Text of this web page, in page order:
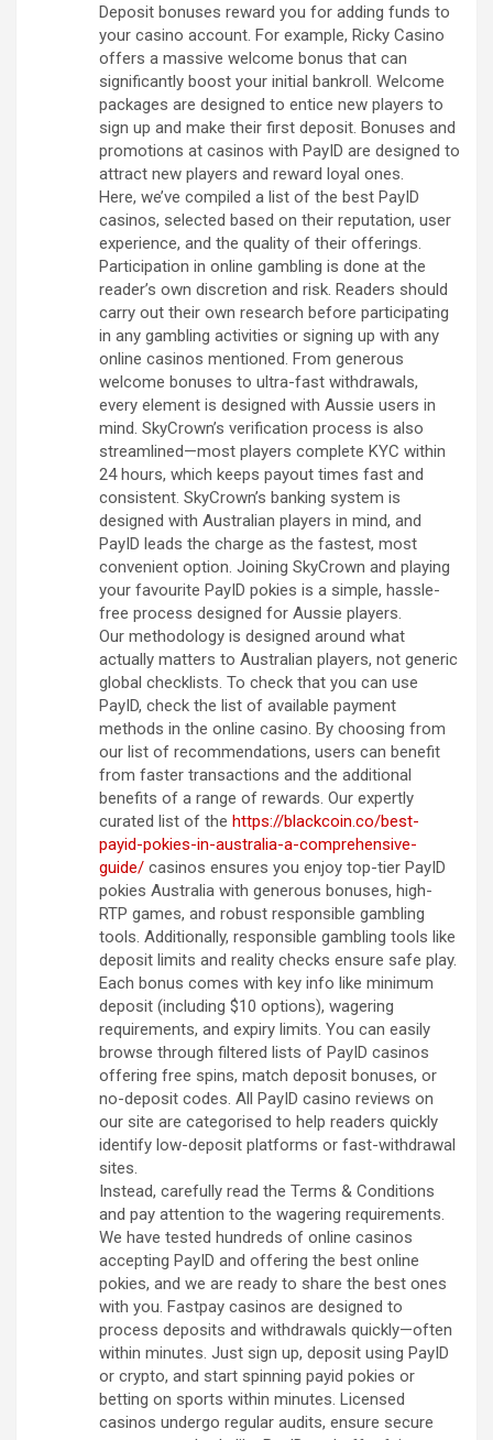
Deposit bonuses reward you for adding funds to
your casino account. For example, Ricky Casino
offers a massive welcome bonus that can
significantly boost your initial bankroll. Welcome
packages are designed to entice new players to
sign up and make their first deposit. Bonuses and
promotions at casinos with PayID are designed to
attract new players and reward loyal ones.
Here, we’ve compiled a list of the best PayID
casinos, selected based on their reputation, user
experience, and the quality of their offerings.
Participation in online gambling is done at the
reader’s own discretion and risk. Readers should
carry out their own research before participating
in any gambling activities or signing up with any
online casinos mentioned. From generous
welcome bonuses to ultra-fast withdrawals,
every element is designed with Aussie users in
mind. SkyCrown’s verification process is also
streamlined—most players complete KYC within
24 hours, which keeps payout times fast and
consistent. SkyCrown’s banking system is
designed with Australian players in mind, and
PayID leads the charge as the fastest, most
convenient option. Joining SkyCrown and playing
your favourite PayID pokies is a simple, hassle-
free process designed for Aussie players.
Our methodology is designed around what
actually matters to Australian players, not generic
global checklists. To check that you can use
PayID, check the list of available payment
methods in the online casino. By choosing from
our list of recommendations, users can benefit
from faster transactions and the additional
benefits of a range of rewards. Our expertly
curated list of the https://blackcoin.co/best-
payid-pokies-in-australia-a-comprehensive-
guide/ casinos ensures you enjoy top-tier PayID
pokies Australia with generous bonuses, high-
RTP games, and robust responsible gambling
tools. Additionally, responsible gambling tools like
deposit limits and reality checks ensure safe play.
Each bonus comes with key info like minimum
deposit (including $10 options), wagering
requirements, and expiry limits. You can easily
browse through filtered lists of PayID casinos
offering free spins, match deposit bonuses, or
no-deposit codes. All PayID casino reviews on
our site are categorised to help readers quickly
identify low-deposit platforms or fast-withdrawal
sites.
Instead, carefully read the Terms & Conditions
and pay attention to the wagering requirements.
We have tested hundreds of online casinos
accepting PayID and offering the best online
pokies, and we are ready to share the best ones
with you. Fastpay casinos are designed to
process deposits and withdrawals quickly—often
within minutes. Just sign up, deposit using PayID
or crypto, and start spinning payid pokies or
betting on sports within minutes. Licensed
casinos undergo regular audits, ensure secure